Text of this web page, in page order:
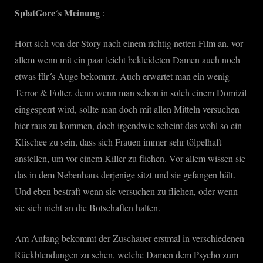
SplatGore´s Meinung :
Hört sich von der Story nach einem richtig netten Film an, vor
allem wenn mit ein paar leicht bekleideten Damen auch noch
etwas für´s Auge bekommt. Auch erwartet man ein wenig
Terror & Folter, denn wenn man schon in solch einem Domizil
eingesperrt wird, sollte man doch mit allen Mitteln versuchen
hier raus zu kommen, doch irgendwie scheint das wohl so ein
Klischee zu sein, dass sich Frauen immer sehr tölpelhaft
anstellen, um vor einem Killer zu fliehen. Vor allem wissen sie
das in dem Nebenhaus derjenige sitzt und sie gefangen hält.
Und eben bestraft wenn sie versuchen zu fliehen, oder wenn
sie sich nicht an die Botschaften halten.
Am Anfang bekommt der Zuschauer erstmal in verschiedenen
Rückblendungen zu sehen, welche Damen dem Psycho zum